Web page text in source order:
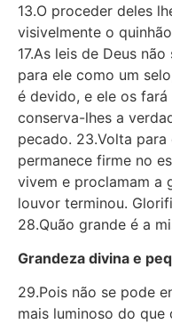
13.O proceder deles
visivelmente o
17.As leis de Deus
para ele como um
é devido, e ele os
conserva-lhes a
pecado. 23.Volta
permanece firme no
vivem e proclamam a
louvor terminou.
28.Quão grande é a
Grandeza divina e
29.Pois não se pode
mais luminoso do que